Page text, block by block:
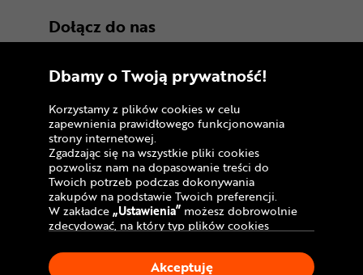
Dołącz do nas
Copyright © 2005 - 2026
Polityka prywatności i zasady korzystania z
serwisu
Informacja o plikach cookies
Mapa witryny
Dbamy o Twoją prywatność!
Korzystamy z plików cookies w celu
zapewnienia prawidłowego funkcjonowania
strony internetowej.
Zgadzając się na wszystkie pliki cookies
pozwolisz nam na dopasowanie treści do
Twoich potrzeb podczas dokonywania
zakupów na podstawie Twoich preferencji.
W zakładce„Ustawienia” możesz dobrowolnie
zdecydować, na który typ plików cookies
Klikając„Akceptuję”, wyrażasz zgodę na
stosowanie ciasteczek zgodnie z ustawieniami
Akceptuję